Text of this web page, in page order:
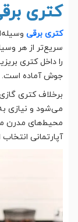
کتری
کتری برقی
سریع‌تر از هر
را داخل کتری
جوش آماده است.
برخلاف کتری
می‌شود و نیازی
محیط‌های مدرن
آپارتمانی